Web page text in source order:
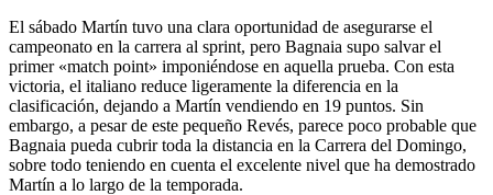
El sábado Martín tuvo una clara oportunidad de asegurarse el
campeonato en la carrera al sprint, pero Bagnaia supo salvar el
primer «match point» imponiéndose en aquella prueba. Con esta
victoria, el italiano reduce ligeramente la diferencia en la
clasificación, dejando a Martín vendiendo en 19 puntos. Sin
embargo, a pesar de este pequeño Revés, parece poco probable que
Bagnaia pueda cubrir toda la distancia en la Carrera del Domingo,
sobre todo teniendo en cuenta el excelente nivel que ha demostrado
Martín a lo largo de la temporada.